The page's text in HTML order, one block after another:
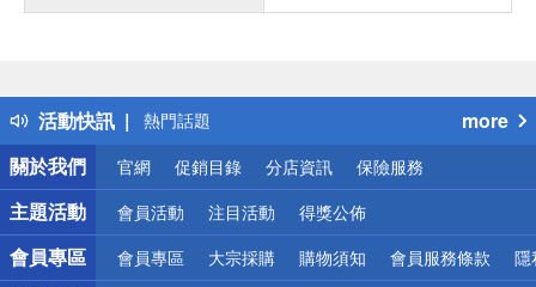
活動快訊
得獎公告
熱門話題
銀行優惠
偏遠地區配送
詐騙網頁！請小心！
more
關於我們
官網 促銷目錄 分店資訊 保險服務
主題活動 會員活動 注目活動 得獎公佈
會員專區 會員專區 大宗採購 購物須知 會員服務條款 隱